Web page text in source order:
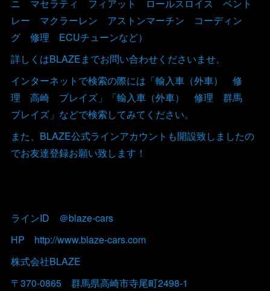
ニ マセラティ フィアット ロールスロイス ベント
レー マクラーレン アストンマーチン コーディン
グ 修理 ECUチューンなど）
詳しくはBLAZEまでお問い合わせくださいませ。
インターネットで検索の際には「輸入車（外車） 修
理 高崎 ブレイズ」「輸入車（外車） 修理 群馬
ブレイズ」などで検索してみてください。
また、BLAZE公式ラインアカウントも開設致しましたの
でお友達登録お願い致します！
ラインID ＠blaze-cars
HP http://www.blaze-cars.com
株式会社BLAZE
〒370-0865 群馬県高崎市寺尾町2498-1